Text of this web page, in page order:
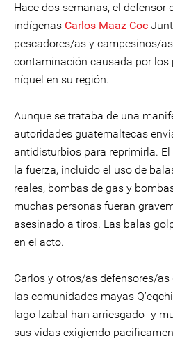
Hace dos semanas, el defensor
indígenas Carlos Maaz Coc
pescadores/as y campesinos/
contaminación causada por los
níquel en su región.
Aunque se trataba de una
autoridades guatemaltecas
antidisturbios para reprimirla.
la fuerza, incluido el uso de
reales, bombas de gas y
muchas personas fueran
asesinado a tiros. Las balas
en el acto.
Carlos y otros/as defensores/
las comunidades mayas
lago Izabal han arriesgado -y
sus vidas exigiendo